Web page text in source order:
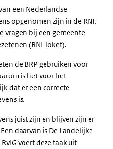
een Nederlandse
opgenomen zijn in de RNI.
vragen bij een gemeente
(RNI-loket).
de BRP gebruiken voor
is het voor het
dat er een correcte
is.
juist zijn en blijven zijn er
daarvan is De Landelijke
voert deze taak uit